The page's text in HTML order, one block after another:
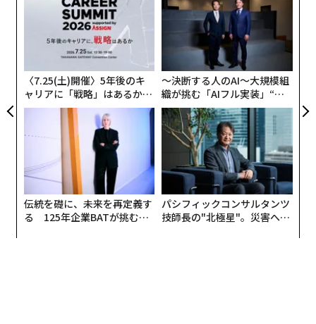
〈7.25(土)開催〉5年後のキ
ャリアに「戦略」はあるか。
トップエグゼクティブのキャ
リアに触れる1日│CAREER S
UMMIT 2026
〜決断する人のAI〜大規模組
織が挑む「AIフル実装」“使
う”企業から“動く”企業へ【N
TTドコモビジネス×PwC】
伝統を礎に、未来を再定義す
る 125年企業BATが挑むス
パシフィックコンサルタンツ
技師長の"北極星"。災害への